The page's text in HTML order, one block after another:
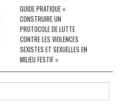
GUIDE PRATIQUE «
CONSTRUIRE UN
PROTOCOLE DE LUTTE
CONTRE LES VIOLENCES
SEXISTES ET SEXUELLES EN
MILIEU FESTIF »